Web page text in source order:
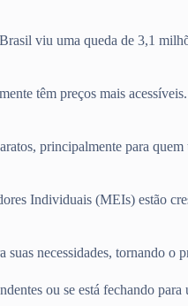
viu uma queda de 3,1
têm preços mais
principalmente para
Individuais (MEIs) estão
necessidades, tornando o
ou se está fechando